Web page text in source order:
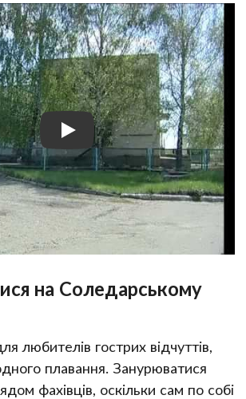
на Соледарському
любителів гострих відчуттів,
плавання. Занурюватися
фахівців, оскільки сам по собі